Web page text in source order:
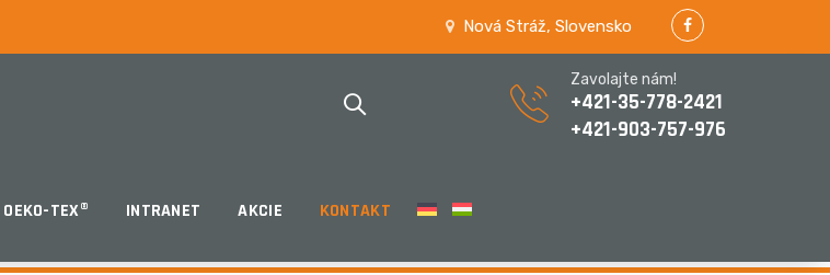
Nová Stráž, Slovensko
Zavolajte nám!
+421-35-778-2421
+421-903-757-976
OEKO-TEX® INTRANET AKCIE KONTAKT